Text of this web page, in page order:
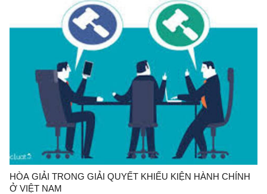
HÒA GIẢI TRONG GIẢI QUYẾT KHIẾU KIỆN HÀNH CHÍNH
Ở VIỆT NAM